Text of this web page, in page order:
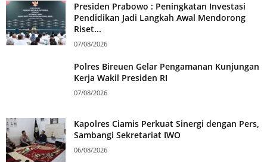
Presiden Prabowo : Peningkatan Investasi
Pendidikan Jadi Langkah Awal Mendorong
Riset...
07/08/2026
Polres Bireuen Gelar Pengamanan Kunjungan
Kerja Wakil Presiden RI
07/08/2026
Kapolres Ciamis Perkuat Sinergi dengan Pers,
Sambangi Sekretariat IWO
06/08/2026